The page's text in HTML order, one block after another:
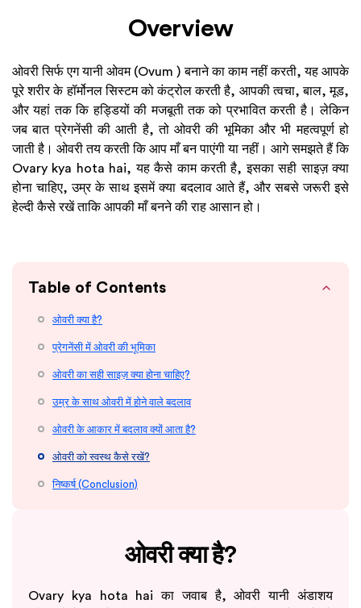
Overview
ओवरी सिर्फ एग यानी ओवम (Ovum ) बनाने का काम नहीं करती, यह आपके
पूरे शरीर के हॉर्मोनल सिस्टम को कंट्रोल करती है, आपकी त्वचा, बाल, मूड,
और यहां तक कि हड्डियों की मजबूती तक को प्रभावित करती है। लेकिन
जब बात प्रेगनेंसी की आती है, तो ओवरी की भूमिका और भी महत्वपूर्ण हो
जाती है। ओवरी तय करती कि आप माँ बन पाएंगी या नहीं। आगे समझते हैं कि
Ovary kya hota hai, यह कैसे काम करती है, इसका सही साइज़ क्या
होना चाहिए, उम्र के साथ इसमें क्या बदलाव आते हैं, और सबसे जरूरी इसे
हेल्दी कैसे रखें ताकि आपकी माँ बनने की राह आसान हो।
Table of Contents
ओवरी क्या है?
प्रेगनेंसी में ओवरी की भूमिका
ओवरी का सही साइज़ क्या होना चाहिए?
उम्र के साथ ओवरी में होने वाले बदलाव
ओवरी के आकार में बदलाव क्यों आता है?
ओवरी को स्वस्थ कैसे रखें?
निष्कर्ष (Conclusion)
ओवरी क्या है?
Ovary kya hota hai का जवाब है, ओवरी यानी अंडाशय